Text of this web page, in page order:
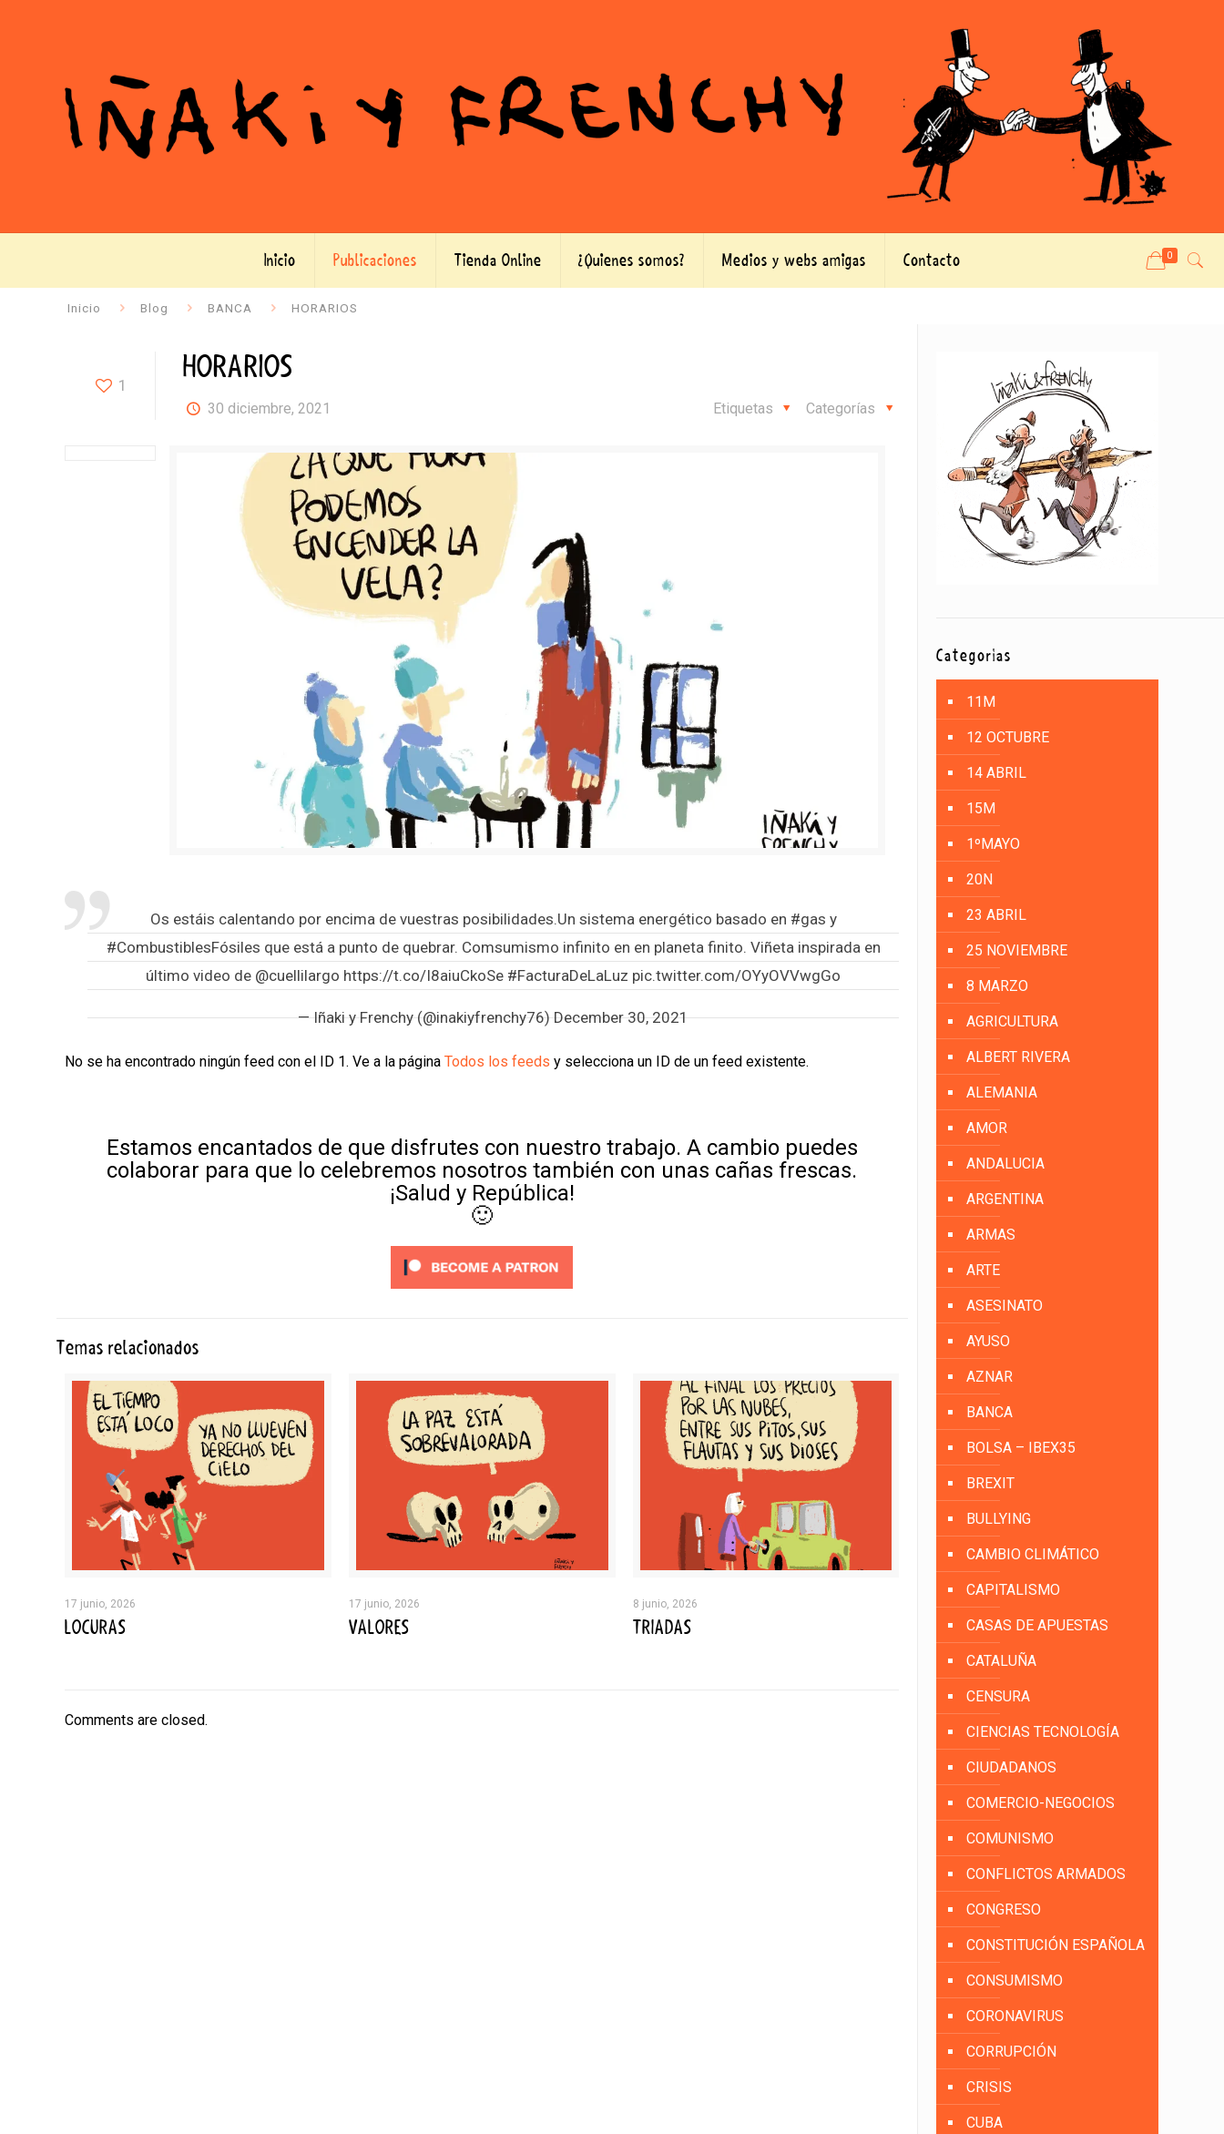
Inicio Publicaciones Tienda Online ¿Quienes somos? Medios y webs amigas Contacto 0
Inicio Blog BANCA HORARIOS
1 HORARIOS
30 diciembre, 2021 Categorías
Etiquetas
Os estáis calentando por encima de vuestras posibilidades.Un sistema energético basado en #gas y
#CombustiblesFósiles que está a punto de quebrar. Comsumismo infinito en en planeta finito. Viñeta inspirada en
último video de @cuellilargo https://t.co/I8aiuCkoSe #FacturaDeLaLuz pic.twitter.com/OYyOVVwgGo
— Iñaki y Frenchy (@inakiyfrenchy76)December 30, 2021
No se ha encontrado ningún feed con el ID 1. Ve a la páginaTodos los feeds y selecciona un ID de un feed existente.
Estamos encantados de que disfrutes con nuestro trabajo. A cambio puedes
colaborar para que lo celebremos nosotros también con unas cañas frescas.
¡Salud y República!
🙂
Temas relacionados
17 junio, 2026
LOCURAS
17 junio, 2026
VALORES
8 junio, 2026
TRIADAS
Comments are closed.
Categorías
11M
12 OCTUBRE
14 ABRIL
15M
1ºMAYO
20N
23 ABRIL
25 NOVIEMBRE
8 MARZO
AGRICULTURA
ALBERT RIVERA
ALEMANIA
AMOR
ANDALUCIA
ARGENTINA
ARMAS
ARTE
ASESINATO
AYUSO
AZNAR
BANCA
BOLSA – IBEX35
BREXIT
BULLYING
CAMBIO CLIMÁTICO
CAPITALISMO
CASAS DE APUESTAS
CATALUÑA
CENSURA
CIENCIAS TECNOLOGÍA
CIUDADANOS
COMERCIO-NEGOCIOS
COMUNISMO
CONFLICTOS ARMADOS
CONGRESO
CONSTITUCIÓN ESPAÑOLA
CONSUMISMO
CORONAVIRUS
CORRUPCIÓN
CRISIS
CUBA